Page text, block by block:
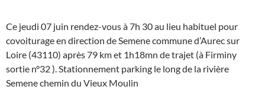
Ce jeudi 07 juin rendez-vous à 7h 30 au lieu habituel pour
covoiturage en direction de Semene commune d’Aurec sur
Loire (43110) après 79 km et 1h18mn de trajet (à Firminy
sortie n°32 ). Stationnement parking le long de la rivière
Semene chemin du Vieux Moulin